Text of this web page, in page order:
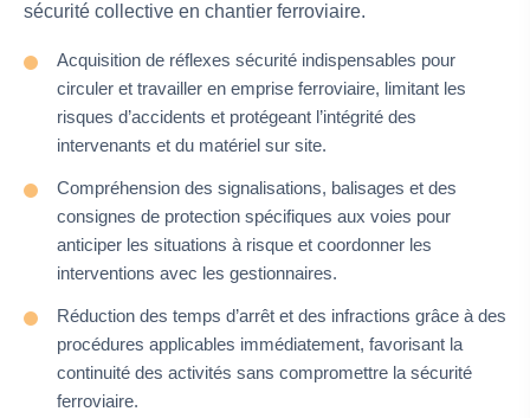
sécurité collective en chantier ferroviaire.
Acquisition de réflexes sécurité indispensables pour
circuler et travailler en emprise ferroviaire, limitant les
risques d’accidents et protégeant l’intégrité des
intervenants et du matériel sur site.
Compréhension des signalisations, balisages et des
consignes de protection spécifiques aux voies pour
anticiper les situations à risque et coordonner les
interventions avec les gestionnaires.
Réduction des temps d’arrêt et des infractions grâce à des
procédures applicables immédiatement, favorisant la
continuité des activités sans compromettre la sécurité
ferroviaire.